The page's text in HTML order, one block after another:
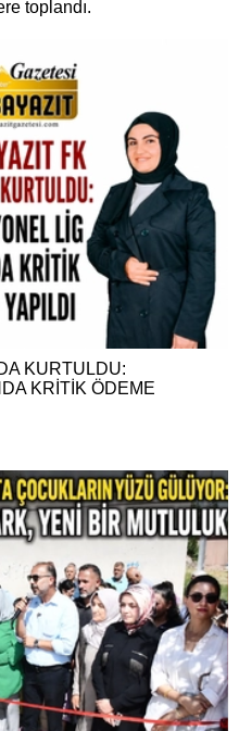
toplandı.
KURTULDU:
KRİTİK ÖDEME